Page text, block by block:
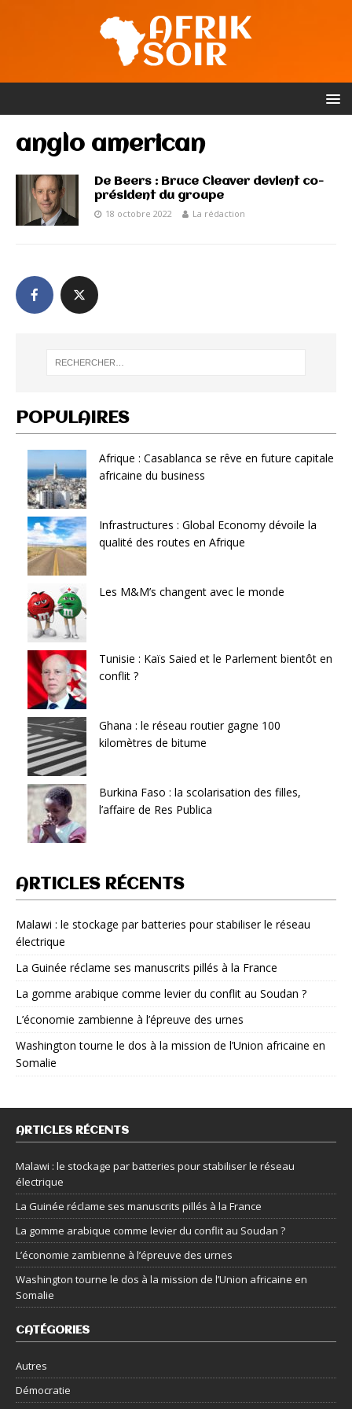
anglo american
De Beers : Bruce Cleaver devient co-
président du groupe
18 octobre 2022 La rédaction
POPULAIRES
Afrique : Casablanca se rêve en future capitale
africaine du business
Infrastructures : Global Economy dévoile la
qualité des routes en Afrique
Les M&M’s changent avec le monde
Tunisie : Kaïs Saied et le Parlement bientôt en
conflit ?
Ghana : le réseau routier gagne 100
kilomètres de bitume
Burkina Faso : la scolarisation des filles,
l’affaire de Res Publica
ARTICLES RÉCENTS
Malawi : le stockage par batteries pour stabiliser le réseau
électrique
La Guinée réclame ses manuscrits pillés à la France
La gomme arabique comme levier du conflit au Soudan ?
L’économie zambienne à l’épreuve des urnes
Washington tourne le dos à la mission de l’Union africaine en
Somalie
ARTICLES RÉCENTS
Malawi : le stockage par batteries pour stabiliser le réseau
électrique
La Guinée réclame ses manuscrits pillés à la France
La gomme arabique comme levier du conflit au Soudan ?
L’économie zambienne à l’épreuve des urnes
Washington tourne le dos à la mission de l’Union africaine en
Somalie
CATÉGORIES
Autres
Démocratie